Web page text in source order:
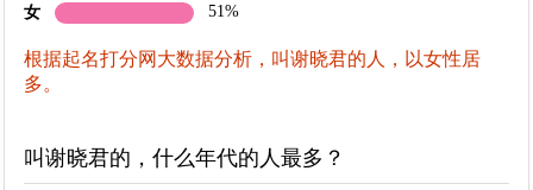
女 51%
根据起名打分网大数据分析，叫谢晓君的人，以女性居
多。
叫谢晓君的，什么年代的人最多？